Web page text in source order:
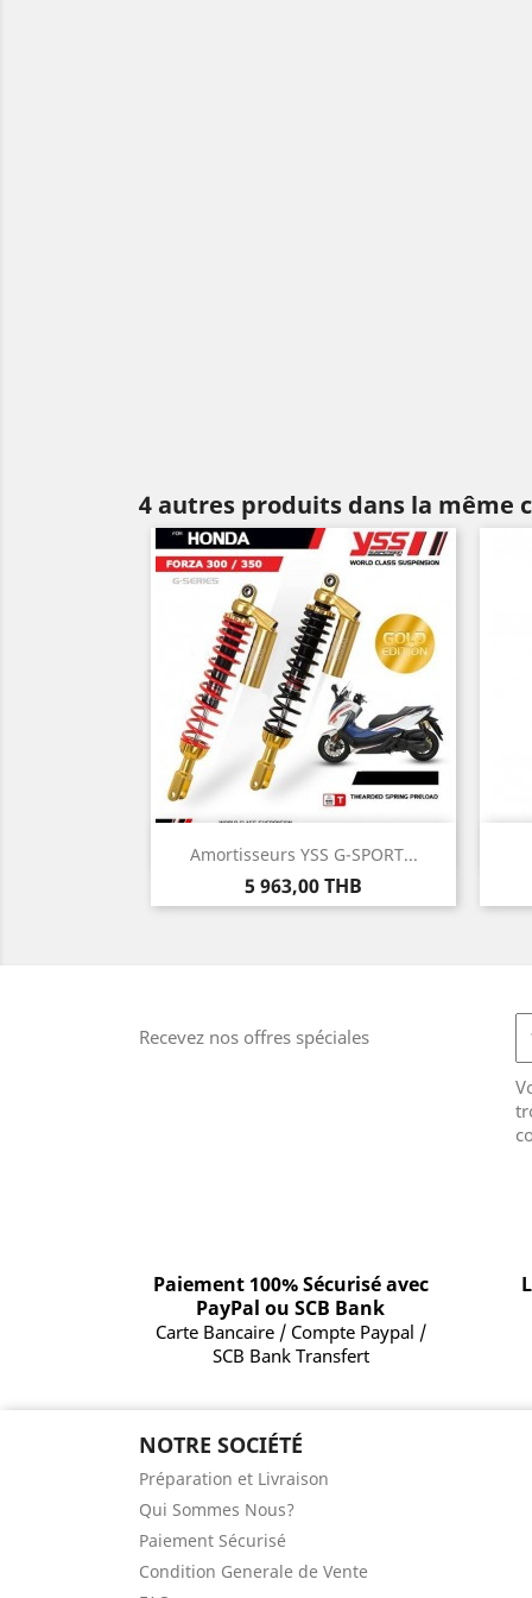
4 autres produits dans la même
Amortisseurs YSS G-SPORT...
Prix
5 963,00 THB
Aperçu rapide
Recevez nos offres spéciales
Paiement 100% Sécurisé avec
PayPal ou SCB Bank
Carte Bancaire / Compte Paypal /
SCB Bank Transfert
NOTRE SOCIÉTÉ
Préparation et Livraison
Qui Sommes Nous?
Paiement Sécurisé
Condition Generale de Vente